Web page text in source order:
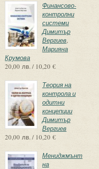
Финансово-
контролни
системи
Димитър
Вергиев,
Марияна
Крумова
20,00 лв. / 10,20 €
Теория на
контрола и
одитни
концепции
Димитър
Вергиев
20,00 лв. / 10,20 €
Мениджмънт
на